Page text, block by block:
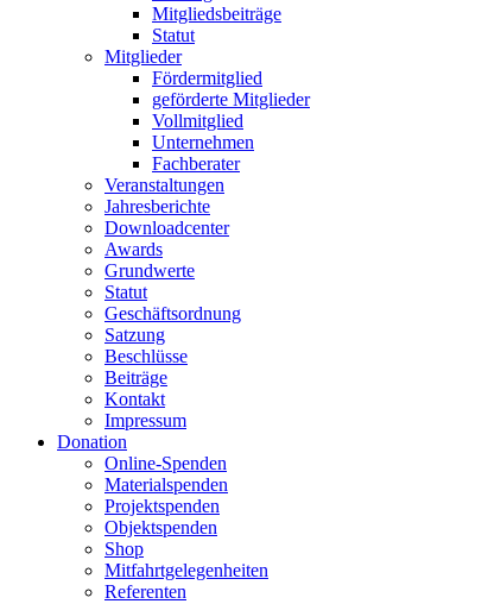
Mitgliedsbeiträge
Statut
Mitglieder
Fördermitglied
geförderte Mitglieder
Vollmitglied
Unternehmen
Fachberater
Veranstaltungen
Jahresberichte
Downloadcenter
Awards
Grundwerte
Statut
Geschäftsordnung
Satzung
Beschlüsse
Beiträge
Kontakt
Impressum
Donation
Online-Spenden
Materialspenden
Projektspenden
Objektspenden
Shop
Mitfahrtgelegenheiten
Referenten